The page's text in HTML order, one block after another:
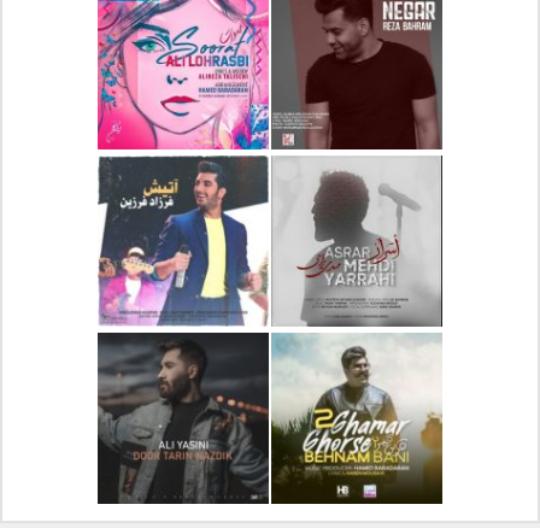
دانلود آلبوم جدید سیروان
خسروی بنام مونولوگ
دانلود آهنگ جدید علیرضا
قربانی بنام خیال خوش
دانلود آهنگ جدید رضا
بهرام بنام نگار
دانلود آهنگ جدید علی
لهراسبی بنام صورت
دانلود آهنگ جدید مهدی
یراحی بنام اسرار
دانلود آهنگ جدید فرزاد
فرزین بنام آتیش